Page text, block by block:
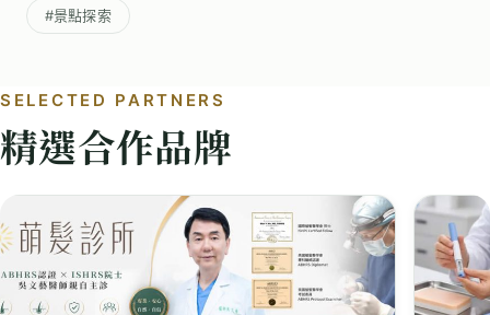
#景點探索
SELECTED PARTNERS
精選合作品牌